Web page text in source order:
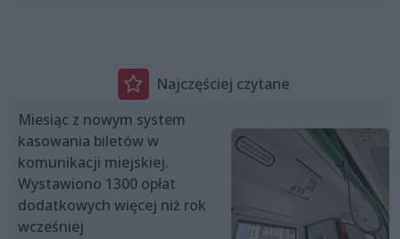
Najczęściej czytane
Miesiąc z nowym system
kasowania biletów w
komunikacji miejskiej.
Wystawiono 1300 opłat
dodatkowych więcej niż rok
wcześniej